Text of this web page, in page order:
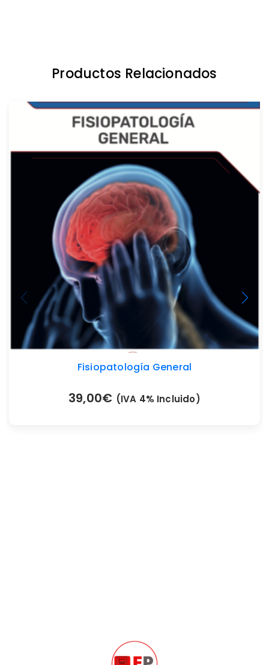
Productos Relacionados
Fisiopatología General
39,00€ (IVA 4% Incluido)